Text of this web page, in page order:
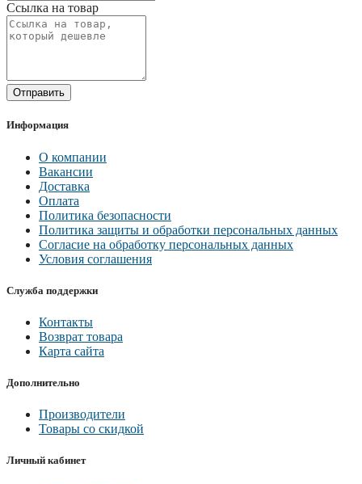
Ссылка на товар
Отправить
Информация
О компании
Вакансии
Доставка
Оплата
Политика безопасности
Политика защиты и обработки персональных данных
Согласие на обработку персональных данных
Условия соглашения
Служба поддержки
Контакты
Возврат товара
Карта сайта
Дополнительно
Производители
Товары со скидкой
Личный кабинет